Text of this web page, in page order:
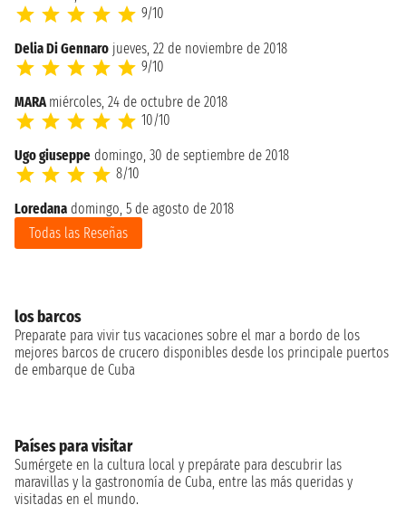
9/10
Delia Di Gennaro jueves, 22 de noviembre de 2018
9/10
MARAmiércoles, 24 de octubre de 2018
10/10
Ugo giuseppe domingo, 30 de septiembre de 2018
8/10
Loredana domingo, 5 de agosto de 2018
Todas las Reseñas
los barcos
Preparate para vivir tus vacaciones sobre el mar a bordo de los
mejores barcos de crucero disponibles desde los principale puertos
de embarque de Cuba
Países para visitar
Sumérgete en la cultura local y prepárate para descubrir las
maravillas y la gastronomía de Cuba, entre las más queridas y
visitadas en el mundo.